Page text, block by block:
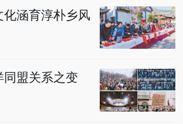
涵育淳朴乡风
盟关系之变